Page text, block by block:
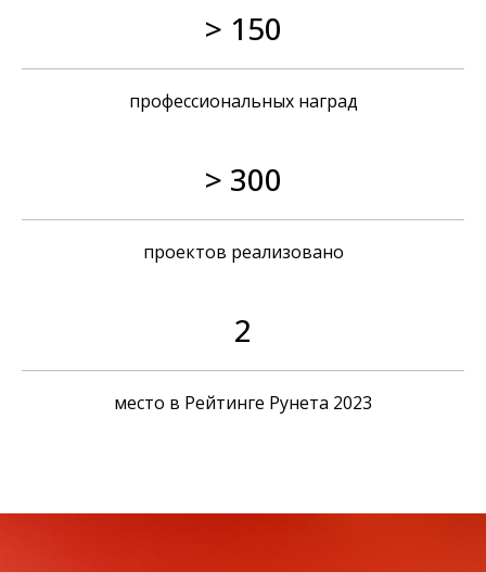
> 150
профессиональных наград
> 300
проектов реализовано
2
место в Рейтинге Рунета 2023
Вакансии
Контакты